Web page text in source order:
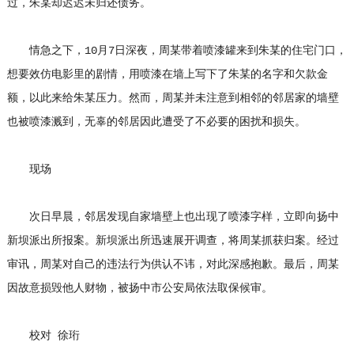
过，朱某却迟迟未归还债务。
情急之下，10月7日深夜，周某带着喷漆罐来到朱某的住宅门口，
想要效仿电影里的剧情，用喷漆在墙上写下了朱某的名字和欠款金
额，以此来给朱某压力。然而，周某并未注意到相邻的邻居家的墙壁
也被喷漆溅到，无辜的邻居因此遭受了不必要的困扰和损失。
现场
次日早晨，邻居发现自家墙壁上也出现了喷漆字样，立即向扬中
新坝派出所报案。新坝派出所迅速展开调查，将周某抓获归案。经过
审讯，周某对自己的违法行为供认不讳，对此深感抱歉。最后，周某
因故意损毁他人财物，被扬中市公安局依法取保候审。
校对 徐珩